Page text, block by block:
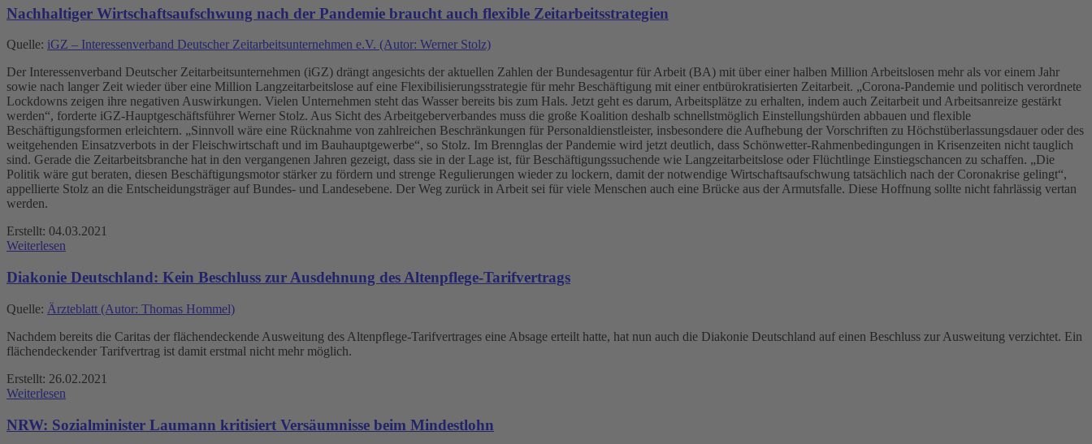
Nachhaltiger Wirtschaftsaufschwung nach der Pandemie braucht auch flexible Zeitarbeitsstrategien
Quelle: iGZ – Interessenverband Deutscher Zeitarbeitsunternehmen e.V. (Autor: Werner Stolz)
Der Interessenverband Deutscher Zeitarbeitsunternehmen (iGZ) drängt angesichts der aktuellen Zahlen der Bundesagentur für Arbeit (BA) mit über einer halben Million Arbeitslosen mehr als vor einem Jahr
sowie nach langer Zeit wieder über eine Million Langzeitarbeitslose auf eine Flexibilisierungsstrategie für mehr Beschäftigung mit einer entbürokratisierten Zeitarbeit. „Corona-Pandemie und politisch verordnete
Lockdowns zeigen ihre negativen Auswirkungen. Vielen Unternehmen steht das Wasser bereits bis zum Hals. Jetzt geht es darum, Arbeitsplätze zu erhalten, indem auch Zeitarbeit und Arbeitsanreize gestärkt
werden“, forderte iGZ-Hauptgeschäftsführer Werner Stolz. Aus Sicht des Arbeitgeberverbandes muss die große Koalition deshalb schnellstmöglich Einstellungshürden abbauen und flexible
Beschäftigungsformen erleichtern. „Sinnvoll wäre eine Rücknahme von zahlreichen Beschränkungen für Personaldienstleister, insbesondere die Aufhebung der Vorschriften zu Höchstüberlassungsdauer oder des
weitgehenden Einsatzverbots in der Fleischwirtschaft und im Bauhauptgewerbe“, so Stolz. Im Brennglas der Pandemie wird jetzt deutlich, dass Schönwetter-Rahmenbedingungen in Krisenzeiten nicht tauglich
sind. Gerade die Zeitarbeitsbranche hat in den vergangenen Jahren gezeigt, dass sie in der Lage ist, für Beschäftigungssuchende wie Langzeitarbeitslose oder Flüchtlinge Einstiegschancen zu schaffen. „Die
Politik wäre gut beraten, diesen Beschäftigungsmotor stärker zu fördern und strenge Regulierungen wieder zu lockern, damit der notwendige Wirtschaftsaufschwung tatsächlich nach der Coronakrise gelingt“,
appellierte Stolz an die Entscheidungsträger auf Bundes- und Landesebene. Der Weg zurück in Arbeit sei für viele Menschen auch eine Brücke aus der Armutsfalle. Diese Hoffnung sollte nicht fahrlässig vertan
werden.
Erstellt: 04.03.2021
Weiterlesen
Diakonie Deutschland: Kein Beschluss zur Ausdehnung des Altenpflege-Tarifvertrags
Quelle: Ärzteblatt (Autor: Thomas Hommel)
Nachdem bereits die Caritas der flächendeckende Ausweitung des Altenpflege-Tarifvertrages eine Absage erteilt hatte, hat nun auch die Diakonie Deutschland auf einen Beschluss zur Ausweitung verzichtet. Ein
flächendeckender Tarifvertrag ist damit erstmal nicht mehr möglich.
Erstellt: 26.02.2021
Weiterlesen
NRW: Sozialminister Laumann kritisiert Versäumnisse beim Mindestlohn